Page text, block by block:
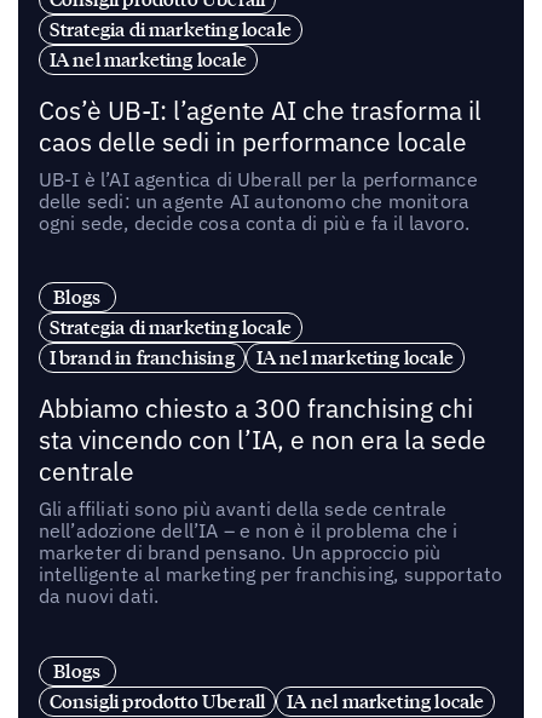
Strategia di marketing locale
IA nel marketing locale
Cos’è UB-I: l’agente AI che trasforma il
caos delle sedi in performance locale
UB-I è l’AI agentica di Uberall per la performance
delle sedi: un agente AI autonomo che monitora
ogni sede, decide cosa conta di più e fa il lavoro.
Blogs
Strategia di marketing locale
I brand in franchising
IA nel marketing locale
Abbiamo chiesto a 300 franchising chi
sta vincendo con l’IA, e non era la sede
centrale
Gli affiliati sono più avanti della sede centrale
nell’adozione dell’IA – e non è il problema che i
marketer di brand pensano. Un approccio più
intelligente al marketing per franchising, supportato
da nuovi dati.
Blogs
Consigli prodotto Uberall
IA nel marketing locale